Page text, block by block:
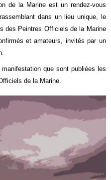
de la Marine est un rendez-vous
dans un lieu unique, le
des Peintres Officiels de la Marine
et amateurs, invités par un
que sont publiées les
de la Marine.